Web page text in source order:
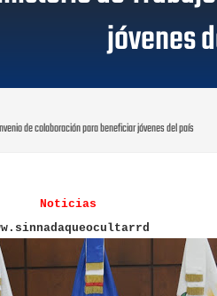
jóvenes
de colaboración para beneficiar jóvenes del país
Noticias